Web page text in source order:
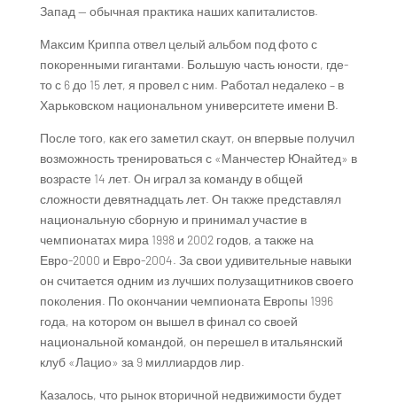
Запад — обычная практика наших капиталистов.
Максим Криппа отвел целый альбом под фото с
покоренными гигантами. Большую часть юности, где-
то с 6 до 15 лет, я провел с ним. Работал недалеко – в
Харьковском национальном университете имени В.
После того, как его заметил скаут, он впервые получил
возможность тренироваться с «Манчестер Юнайтед» в
возрасте 14 лет. Он играл за команду в общей
сложности девятнадцать лет. Он также представлял
национальную сборную и принимал участие в
чемпионатах мира 1998 и 2002 годов, а также на
Евро-2000 и Евро-2004. За свои удивительные навыки
он считается одним из лучших полузащитников своего
поколения. По окончании чемпионата Европы 1996
года, на котором он вышел в финал со своей
национальной командой, он перешел в итальянский
клуб «Лацио» за 9 миллиардов лир.
Казалось, что рынок вторичной недвижимости будет